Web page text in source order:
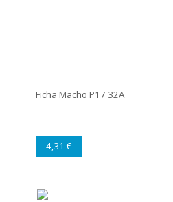
Ficha Macho P17 32A
4,31 €